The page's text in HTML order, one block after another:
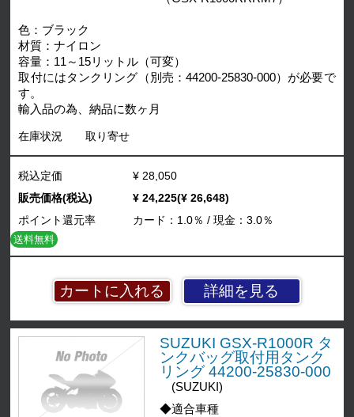
色：ブラック
材質：ナイロン
容量：11～15リットル（可変）
取付にはタンクリング（別売：44200-25830-000）が必要で
す。
輸入品の為、納品に数ヶ月
在庫状況 取り寄せ
詳細を見る
税込定価
¥ 28,050
販売価格(税込)
¥ 24,225(¥ 26,648)
ポイント還元率
カード：1.0％ / 現金：3.0％
送料無料
SUZUKI GSX-R1000R タ
ンクバッグ取付用タンク
リング 44200-25830-000
(SUZUKI)
◆適合車種